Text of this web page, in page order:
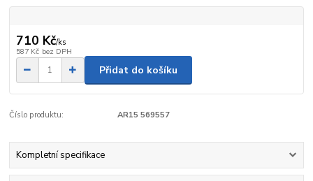
710 Kč/ks
587 Kč bez DPH
Přidat do košíku
Číslo produktu: AR15 569557
Kompletní specifikace